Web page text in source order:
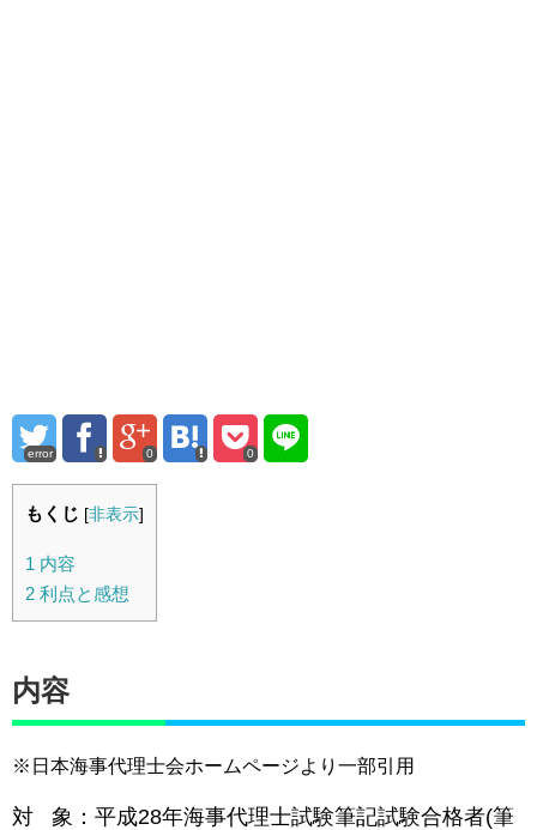
error 0 0
もくじ [非表示]
1 内容
2 利点と感想
内容
※日本海事代理士会ホームページより一部引用
対 象：平成28年海事代理士試験筆記試験合格者(筆